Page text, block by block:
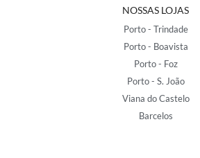
NOSSAS LOJAS
Porto - Trindade
Porto - Boavista
Porto - Foz
Porto - S. João
Viana do Castelo
Barcelos